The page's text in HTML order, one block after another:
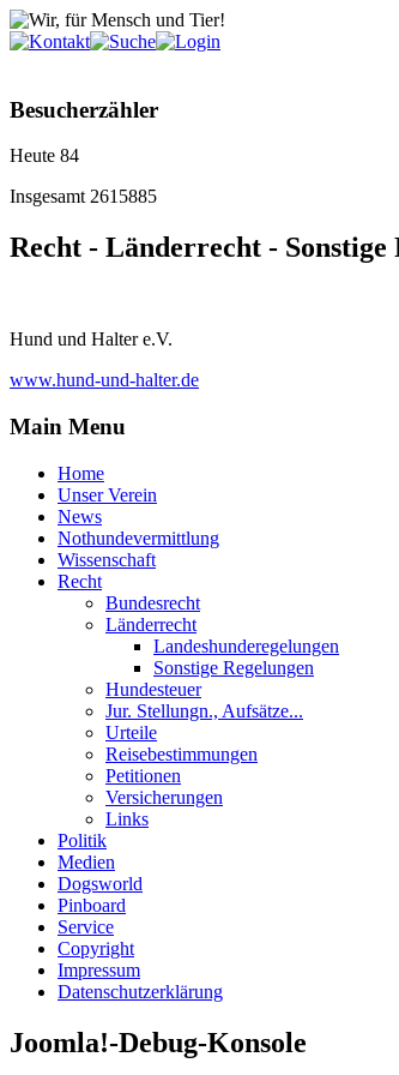
Besucherzähler
Heute 84
Insgesamt2615885
Recht - Länderrecht -
Hund und Halter e.V.
www.hund-und-halter.de
Main Menu
Home
Unser Verein
News
Nothundevermittlung
Wissenschaft
Recht
Bundesrecht
Länderrecht
Landeshunderegelungen
Sonstige Regelungen
Hundesteuer
Jur. Stellungn., Aufsätze...
Urteile
Reisebestimmungen
Petitionen
Versicherungen
Links
Politik
Medien
Dogsworld
Pinboard
Service
Copyright
Impressum
Datenschutzerklärung
Joomla!-Debug-Konsole